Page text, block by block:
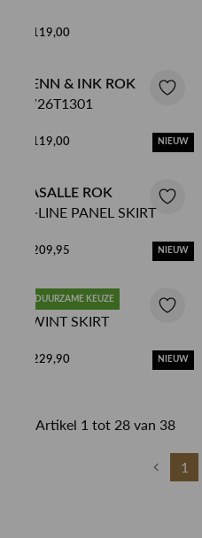
€ 119,00
PENN & INK ROK
W26T1301
€ 119,00 NIEUW
LASALLE ROK
A-LINE PANEL SKIRT
€ 209,95 NIEUW
DUURZAME KEUZE
OILILY ROK
SWINT SKIRT
€ 229,90 NIEUW
Artikel 1 tot 28 van 38
1